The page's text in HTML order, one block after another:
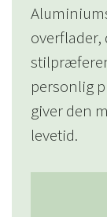
overflader,
personlig
giver den
levetid.